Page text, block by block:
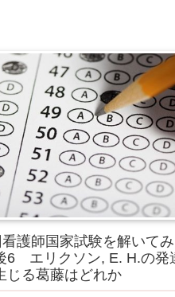
看護師国家試験を解いて
エリクソン, E. H.の発
じる葛藤はどれか